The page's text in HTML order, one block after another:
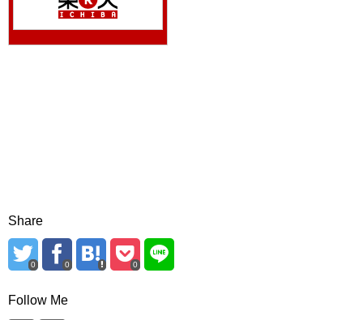
Share
0 0 0
Follow Me